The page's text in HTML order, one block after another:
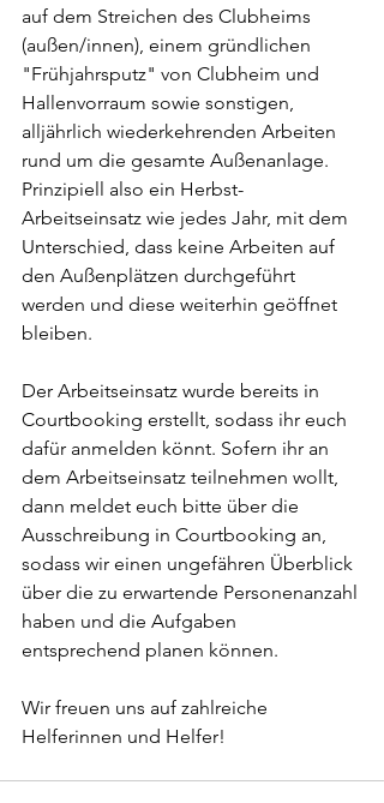
auf dem Streichen des Clubheims
(außen/innen), einem gründlichen
"Frühjahrsputz" von Clubheim und
Hallenvorraum sowie sonstigen,
alljährlich wiederkehrenden Arbeiten
rund um die gesamte Außenanlage.
Prinzipiell also ein Herbst-
Arbeitseinsatz wie jedes Jahr, mit dem
Unterschied, dass keine Arbeiten auf
den Außenplätzen durchgeführt
werden und diese weiterhin geöffnet
bleiben.
Der Arbeitseinsatz wurde bereits in
Courtbooking erstellt, sodass ihr euch
dafür anmelden könnt. Sofern ihr an
dem Arbeitseinsatz teilnehmen wollt,
dann meldet euch bitte über die
Ausschreibung in Courtbooking an,
sodass wir einen ungefähren Überblick
über die zu erwartende Personenanzahl
haben und die Aufgaben
entsprechend planen können.
Wir freuen uns auf zahlreiche
Helferinnen und Helfer!